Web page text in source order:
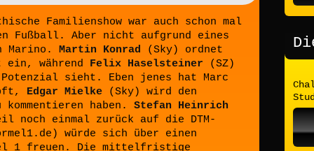
Familienshow war auch schon mal
Fußball. Aber nicht aufgrund eines
Marino. Martin Konrad (Sky) ordnet
ein, während Felix Haselsteiner (SZ)
sieht. Eben jenes hat Marc
Edgar Mielke (Sky) wird den
haben. Stefan Heinrich
noch einmal zurück auf die DTM-
würde sich über einen
1 freuen. Die mittelfristige